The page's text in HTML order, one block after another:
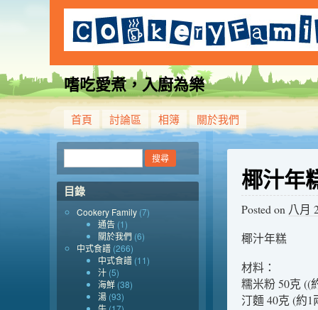
嗜吃愛煮，入廚為樂
首頁 討論區 相簿 關於我們
椰汁年
Posted on 八月
椰汁年糕
材料：
糯米粉 50克 ((
汀麵 40克 (約1
目錄
Cookery Family (7)
通告 (1)
關於我們 (6)
中式食譜 (266)
中式食譜 (11)
汁 (5)
海鮮 (38)
湯 (93)